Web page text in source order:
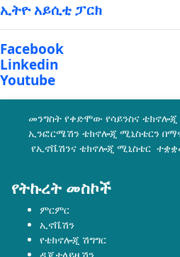
ኢትዮ አይሲቲ ፓርክ
Facebook
Linkedin
Youtube
መንግስት የቀድሞው የሳይንስና ቴክኖሎጂ
ኢንፎርሜሽን ቴክኖሎጂ ሚኒስቴርን
የኢኖቬሽንና ቴክኖሎጂ ሚኒስቴር
የትኩረት መስኮች
ምርምር
ኢኖቬሽን
የቴክኖሎጂ ሽግግር